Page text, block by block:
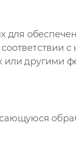
для
или другими